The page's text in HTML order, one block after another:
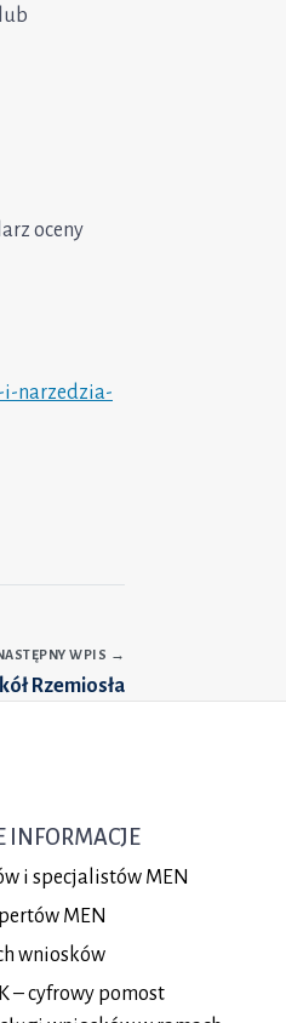
oceny
i-narzedzia-
WPIS →
Rzemiosła
INFORMACJE
i specjalistów MEN
MEN
wniosków
– cyfrowy pomost